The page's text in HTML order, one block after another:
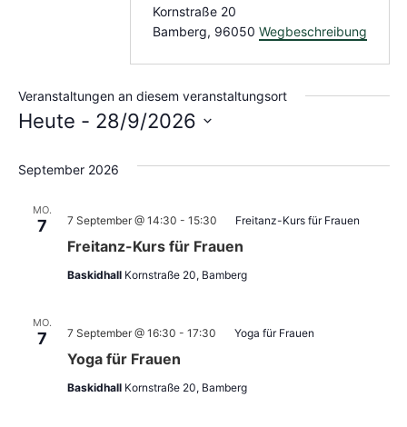
Kornstraße 20
Bamberg, 96050 Wegbeschreibung
Veranstaltungen an diesem veranstaltungsort
Heute - 28/9/2026
September 2026
MO.
7
Freitanz-Kurs für Frauen
7 September @ 14:30 - 15:30 Freitanz-Kurs für Frauen
Baskidhall Kornstraße 20, Bamberg
MO.
7
Yoga für Frauen
7 September @ 16:30 - 17:30 Yoga für Frauen
Baskidhall Kornstraße 20, Bamberg